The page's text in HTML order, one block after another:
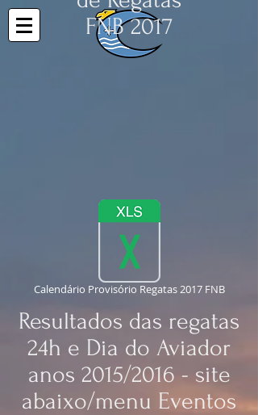
FNB 2017
Calendário Provisório Regatas 2017 FNB
Resultados das regatas
24h e Dia do Aviador
anos 2015/2016 - site
abaixo/menu Eventos